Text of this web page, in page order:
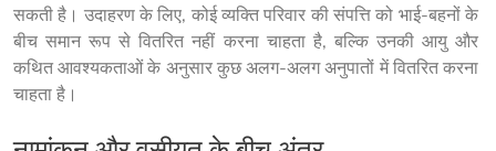
सकती है। उदाहरण के लिए, कोई व्यक्ति परिवार की संपत्ति को भाई-बहनों के
बीच समान रूप से वितरित नहीं करना चाहता है, बल्कि उनकी आयु और
कथित आवश्यकताओं के अनुसार कुछ अलग-अलग अनुपातों में वितरित करना
चाहता है।